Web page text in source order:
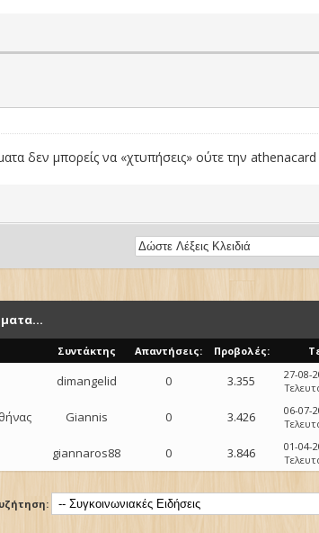
δεν μπορείς να «χτυπήσεις» ούτε την
Συντάκτης Απαντήσεις: Προβολές:
dimangelid 0 3.355
27-08-
Giannis 0 3.426
06-07-
giannaros88 0 3.846
01-04-